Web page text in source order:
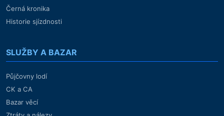
Černá kronika
Historie sjízdnosti
SLUŽBY A BAZAR
Půjčovny lodí
CK a CA
Bazar věcí